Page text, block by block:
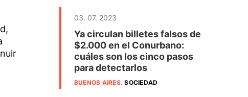
03. 07. 2023
Ya circulan billetes falsos de
$2.000 en el Conurbano:
cuáles son los cinco pasos
para detectarlos
BUENOS AIRES.SOCIEDAD